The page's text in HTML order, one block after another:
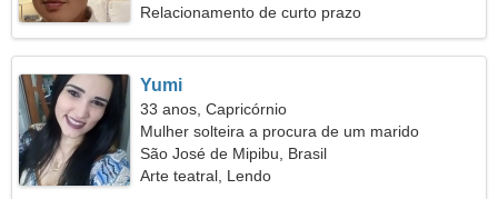
Relacionamento de curto prazo
Yumi
33 anos, Capricórnio
Mulher solteira a procura de um marido
São José de Mipibu, Brasil
Arte teatral, Lendo